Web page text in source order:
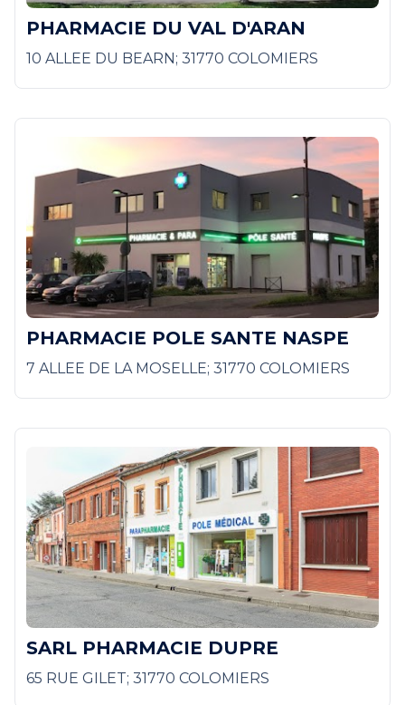
PHARMACIE DU VAL D'ARAN
10 ALLEE DU BEARN; 31770 COLOMIERS
PHARMACIE POLE SANTE NASPE
7 ALLEE DE LA MOSELLE; 31770 COLOMIERS
SARL PHARMACIE DUPRE
65 RUE GILET; 31770 COLOMIERS